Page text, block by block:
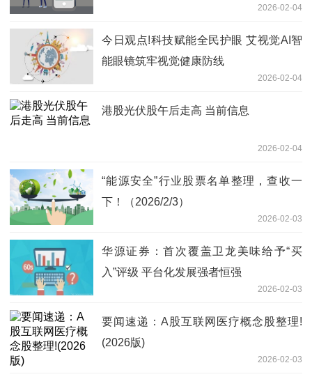
2026-02-04
今日观点!科技赋能全民护眼 艾视觉AI智
能眼镜筑牢视觉健康防线
2026-02-04
港股光伏股午后走高 当前信息
2026-02-04
“能源安全”行业股票名单整理，查收一
下！（2026/2/3）
2026-02-03
华源证券：首次覆盖卫龙美味给予“买
入”评级 平台化发展强者恒强
2026-02-03
要闻速递：A股互联网医疗概念股整理!
(2026版)
2026-02-03